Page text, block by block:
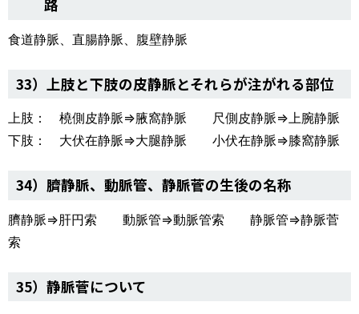
路
食道静脈、直腸静脈、腹壁静脈
33）上肢と下肢の皮静脈とそれらが注がれる部位
上肢： 橈側皮静脈⇒腋窩静脈 尺側皮静脈⇒上腕静脈
下肢： 大伏在静脈⇒大腿静脈 小伏在静脈⇒膝窩静脈
34）臍静脈、動脈管、静脈菅の生後の名称
臍静脈⇒肝円索 動脈管⇒動脈管索 静脈管⇒静脈菅
索
35）静脈菅について